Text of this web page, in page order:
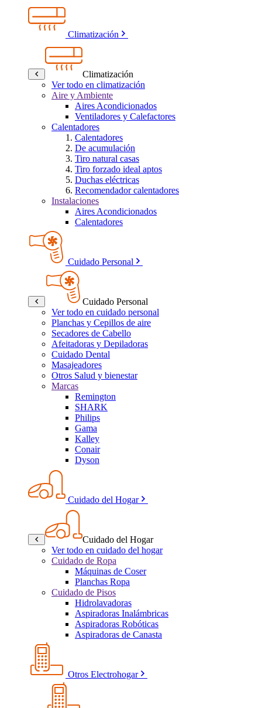
Climatización
Climatización
Ver todo en climatización
Aire y Ambiente
Aires Acondicionados
Ventiladores y Calefactores
Calentadores
Calentadores
De acumulación
Tiro natural casas
Tiro forzado ideal aptos
Duchas eléctricas
Recomendador calentadores
Instalaciones
Aires Acondicionados
Calentadores
Cuidado Personal
Cuidado Personal
Ver todo en cuidado personal
Planchas y Cepillos de aire
Secadores de Cabello
Afeitadoras y Depiladoras
Cuidado Dental
Masajeadores
Otros Salud y bienestar
Marcas
Remington
SHARK
Philips
Gama
Kalley
Conair
Dyson
Cuidado del Hogar
Cuidado del Hogar
Ver todo en cuidado del hogar
Cuidado de Ropa
Máquinas de Coser
Planchas Ropa
Cuidado de Pisos
Hidrolavadoras
Aspiradoras Inalámbricas
Aspiradoras Robóticas
Aspiradoras de Canasta
Otros Electrohogar